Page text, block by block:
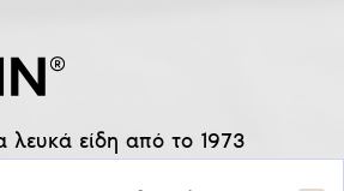
λευκά είδη από το 1973